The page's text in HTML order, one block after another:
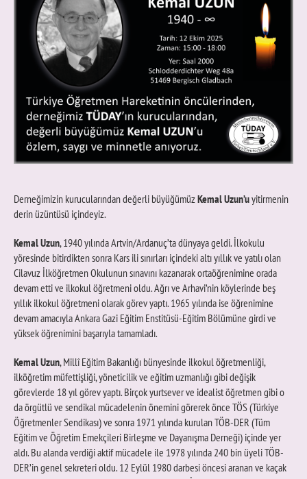
Derneğimizin kurucularından değerli büyüğümüzKemal Uzun’uyitirmenin
derin üzüntüsü içindeyiz.
Kemal Uzun, 1940 yılında Artvin/Ardanuç’ta dünyaya geldi. İlkokulu
yöresinde bitirdikten sonra Kars ili sınırları içindeki altı yıllık ve yatılı olan
Cilavuz İlköğretmen Okulunun sınavını kazanarak ortaöğrenimine orada
devam etti ve ilkokul öğretmeni oldu. Ağrı ve Arhavi’nin köylerinde beş
yıllık ilkokul öğretmeni olarak görev yaptı. 1965 yılında ise öğrenimine
devam amacıyla Ankara Gazi Eğitim Enstitüsü-Eğitim Bölümüne girdi ve
yüksek öğrenimini başarıyla tamamladı.
Kemal Uzun, Millî Eğitim Bakanlığı bünyesinde ilkokul öğretmenliği,
ilköğretim müfettişliği, yöneticilik ve eğitim uzmanlığı gibi değişik
görevlerde 18 yıl görev yaptı. Birçok yurtsever ve idealist öğretmen gibi o
da örgütlü ve sendikal mücadelenin önemini görerek önce TÖS (Türkiye
Öğretmenler Sendikası) ve sonra 1971 yılında kurulan TÖB-DER (Tüm
Eğitim ve Öğretim Emekçileri Birleşme ve Dayanışma Derneği) içinde yer
aldı. Bu alanda verdiği aktif mücadele ile 1978 yılında 240 bin üyeli TÖB-
DER’in genel sekreteri oldu. 12 Eylül 1980 darbesi öncesi aranan ve kaçak